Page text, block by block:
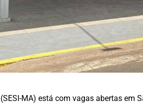
MA) está com vagas abertas em